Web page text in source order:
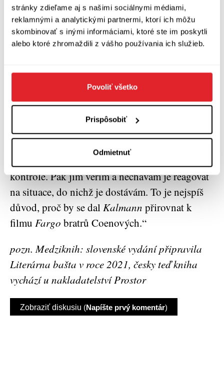
stránky zdieľame aj s našimi sociálnymi médiami,
reklamnými a analytickými partnermi, ktorí ich môžu
skombinovať s inými informáciami, ktoré ste im poskytli
alebo ktoré zhromaždili z vášho používania ich služieb.
Povoliť všetko
Prispôsobiť
Odmietnuť
osamělost, již tu člověk může zažít. Určitě tomu
hodně napomáhá i špatné počasí a temné zimní
noci. Knihy jsou na Islandu oslavovány,
a návyková.“
Autor svůj způsob psaní považuje za intuitivní:
„Když začínám psát knihu, mám celý příběh
načrtnutý, ale je v něm prostor pro nečekané
zvraty. V lepším případě si postavy začnou žít
kontrole. Pak jim věřím a nechávám je reagovat
na situace, do nichž je dostávám. To je nejspíš
důvod, proč by se dalKalmann přirovnat k
filmu Fargo bratrů Coenových.“
pozn. Medziknih: slovenské vydání připravila
Literárna bašta v roce 2021, česky teď kniha
vychází u nakladatelství Prostor
Zobraziť diskusiu (Napíšte prvý komentár)